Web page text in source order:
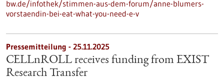
bw.de/infothek/stimmen-aus-dem-forum/anne-blumers-
vorstaendin-bei-eat-what-you-need-e-v
Pressemitteilung - 25.11.2025
CELLnROLL receives funding from EXIST
Research Transfer